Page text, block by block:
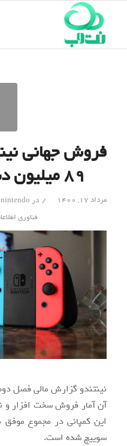
فروش جهانی
۸۹ میلیون دستگاه عبور کرد
مرداد ۱۷, ۱۴۰۰ / در nintendo
فناوری
آن آمار فروش سخت افزار و
سوییچ شده است.